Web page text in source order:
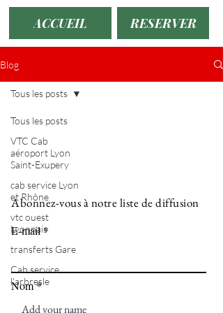
ACCUEIL RESERVER
Blog
Tous les posts
VTC Cab
aéroport Lyon
Saint-Exupery
cab service Lyon
et Rhône
vtc ouest
Lyonnais
transferts Gare
Cab service
l'arbresle
Tous les posts
Abonnez-vous à notre liste de diffusion
E-mail
Nom